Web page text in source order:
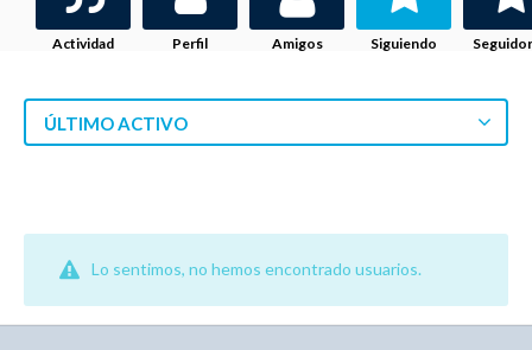
Actividad Perfil Amigos Siguiendo
ÚLTIMO ACTIVO
Lo sentimos, no hemos encontrado usuarios.